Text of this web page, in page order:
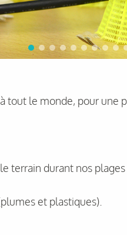
le monde, pour une
terrain durant nos
et plastiques).